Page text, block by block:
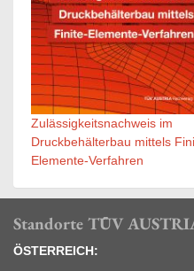
Zulässigkeitsnachweis im
Druckbehälterbau mittels
Elemente-Verfahren
Standorte TÜV
ÖSTERREICH: